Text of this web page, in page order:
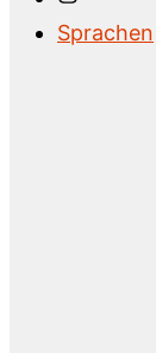
Sprachen